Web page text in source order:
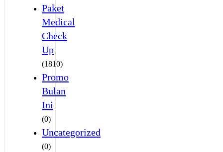
Paket
Medical
Check
Up
(1810)
Promo
Bulan
Ini
(0)
Uncategorized
(0)